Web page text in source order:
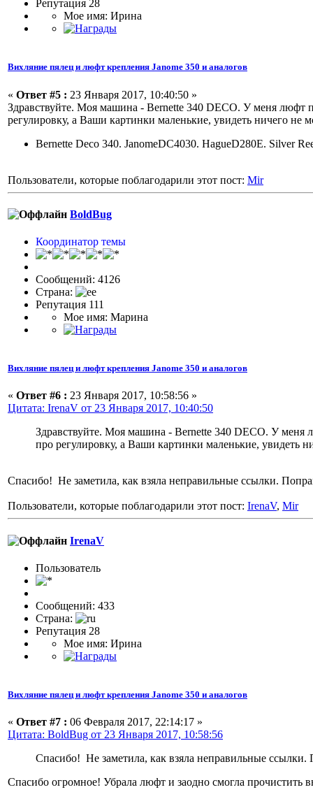
Репутация 28
Мое имя: Ирина
Вихляние пялец и люфт крепления Janome 350 и аналогов
« Ответ #5 : 23 Января 2017, 10:40:50 »
Здравствуйте. Моя машина - Bernette 340 DECO. У меня люфт
регулировку, а Ваши картинки маленькие, увидеть ничего не
Bernette Deco 340. JanomeDC4030. HagueD280E. Silver
Пользователи, которые поблагодарили этот пост: Mir
BoldBug
Координатор темы
Сообщений: 4126
Страна:
Репутация 111
Мое имя: Марина
Вихляние пялец и люфт крепления Janome 350 и аналогов
« Ответ #6 : 23 Января 2017, 10:58:56 »
Цитата: IrenaV от 23 Января 2017, 10:40:50
Здравствуйте. Моя машина - Bernette 340 DECO. У меня
про регулировку, а Ваши картинки маленькие, увидеть
Спасибо! Не заметила, как взяла неправильные ссылки.
Пользователи, которые поблагодарили этот пост: IrenaV, Mir
IrenaV
Пользовaтeль
Сообщений: 433
Страна:
Репутация 28
Мое имя: Ирина
Вихляние пялец и люфт крепления Janome 350 и аналогов
« Ответ #7 : 06 Февраля 2017, 22:14:17 »
Цитата: BoldBug от 23 Января 2017, 10:58:56
Спасибо! Не заметила, как взяла неправильные ссылки.
Спасибо огромное! Убрала люфт и заодно смогла